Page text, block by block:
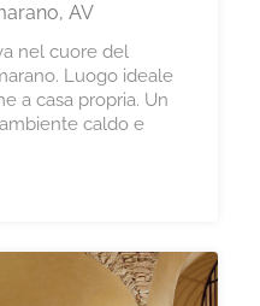
AV
nel cuore del
Luogo ideale
a casa propria. Un
caldo e